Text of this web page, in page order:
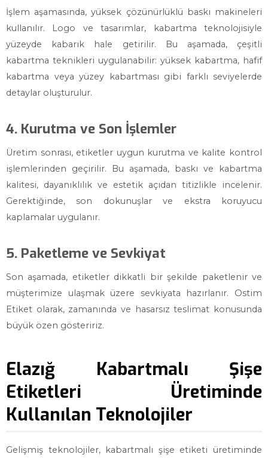
İşlem aşamasında, yüksek çözünürlüklü baskı makineleri
kullanılır. Logo ve tasarımlar, kabartma teknolojisiyle
yüzeyde kabarık hale getirilir. Bu aşamada, çeşitli
kabartma teknikleri uygulanabilir: yüksek kabartma, hafif
kabartma veya yüzey kabartması gibi farklı seviyelerde
detaylar oluşturulur.
4. Kurutma ve Son İşlemler
Üretim sonrası, etiketler uygun kurutma ve kalite kontrol
işlemlerinden geçirilir. Bu aşamada, baskı ve kabartma
kalitesi, dayanıklılık ve estetik açıdan titizlikle incelenir.
Gerektiğinde, son dokunuşlar ve ekstra koruyucu
kaplamalar uygulanır.
5. Paketleme ve Sevkiyat
Son aşamada, etiketler dikkatli bir şekilde paketlenir ve
müşterimize ulaşmak üzere sevkiyata hazırlanır. Ostim
Etiket olarak, zamanında ve hasarsız teslimat konusunda
büyük özen gösteririz.
Elazığ Kabartmalı Şişe
Etiketleri Üretiminde
Kullanılan Teknolojiler
Gelişmiş teknolojiler, kabartmalı şişe etiketi üretiminde